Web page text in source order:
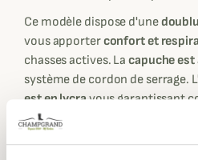
Ce modèle dispose d'une
vous apporterconfort et
chasses actives. Lacapuche est
système de cordon de serrage.
est en lycravous garantissant
parfait à votre longueur de bras.
Il est doté d'ungrand zip central